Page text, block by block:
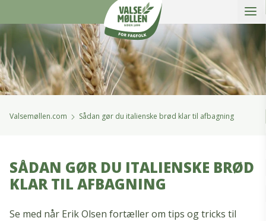
Valsemøllen A/S
Valsemøllen.com Sådan gør du italienske brød klar til afbagning
SÅDAN GØR DU ITALIENSKE BRØD
KLAR TIL AFBAGNING
Se med når Erik Olsen fortæller om tips og tricks til